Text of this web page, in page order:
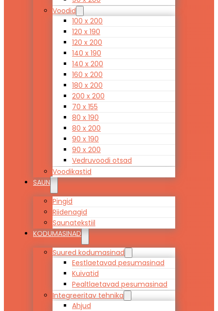
Voodid
100 x 200
120 x 190
120 x 200
140 x 190
140 x 200
160 x 200
180 x 200
200 x 200
70 x 155
80 x 190
80 x 200
90 x 190
90 x 200
Vedruvoodi otsad
Voodikastid
SAUN
Pingid
Riidenagid
Saunatekstiil
KODUMASINAD
Suured kodumasinad
Eestlaetavad pesumasinad
Kuivatid
Pealtlaetavad pesumasinad
Integreeritav tehnika
Ahjud